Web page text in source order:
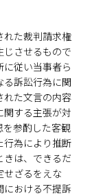
れた裁判請求権
じさせるもので
従い当事者ら
る訴訟行為に関
れた文言の内容
関する主張が対
参酌した客観
行為により推断
きは、できるだ
せざるをえな
における不提訴